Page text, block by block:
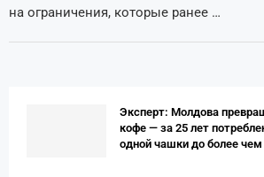
на ограничения, которые ранее …
Эксперт: Молдова
кофе — за 25 лет
одной чашки до более чем